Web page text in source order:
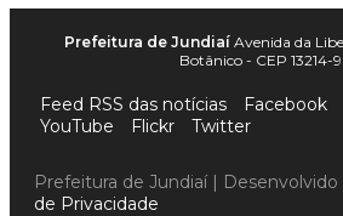
Prefeitura de Jundiaí Avenida da
Botânico - CEP 13214-
Feed RSS das notícias Facebook
YouTube
Flickr Twitter
Prefeitura de Jundiaí | Desenvolvido
de Privacidade